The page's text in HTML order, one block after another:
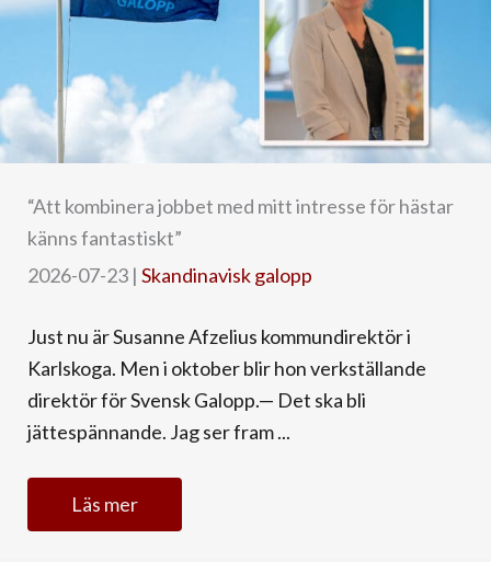
“Att kombinera jobbet med mitt intresse för hästar
känns fantastiskt”
2026-07-23 | Skandinavisk galopp
Just nu är Susanne Afzelius kommundirektör i
Karlskoga. Men i oktober blir hon verkställande
direktör för Svensk Galopp.— Det ska bli
jättespännande. Jag ser fram ...
Läs mer